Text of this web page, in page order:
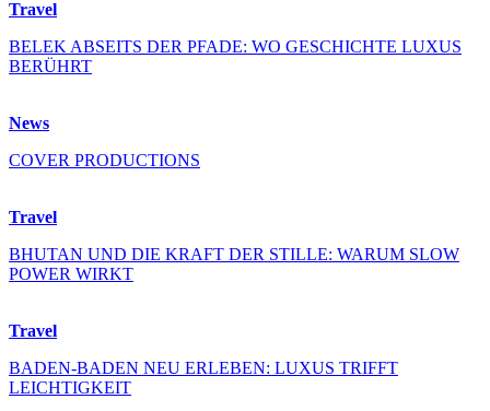
Travel
BELEK ABSEITS DER PFADE: WO GESCHICHTE LUXUS
BERÜHRT
News
COVER PRODUCTIONS
Travel
BHUTAN UND DIE KRAFT DER STILLE: WARUM SLOW
POWER WIRKT
Travel
BADEN-BADEN NEU ERLEBEN: LUXUS TRIFFT
LEICHTIGKEIT